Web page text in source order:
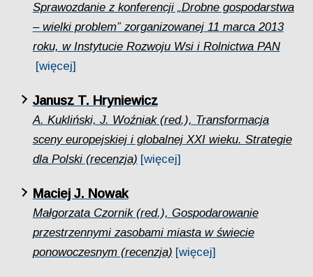
Sprawozdanie z konferencji „Drobne gospodarstwa
– wielki problem” zorganizowanej 11 marca 2013
roku, w Instytucie Rozwoju Wsi i Rolnictwa PAN
[więcej]
Janusz T. Hryniewicz
A. Kukliński, J. Woźniak (red.), Transformacja
sceny europejskiej i globalnej XXI wieku. Strategie
dla Polski (recenzja) [więcej]
Maciej J. Nowak
Małgorzata Czornik (red.), Gospodarowanie
przestrzennymi zasobami miasta w świecie
ponowoczesnym (recenzja) [więcej]